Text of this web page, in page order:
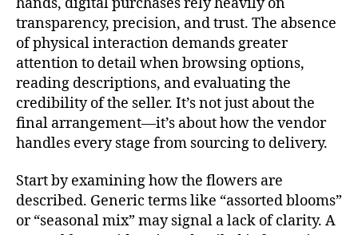
transparency, precision, and trust. The absence
of physical interaction demands greater
attention to detail when browsing options,
reading descriptions, and evaluating the
credibility of the seller. It’s not just about the
final arrangement—it’s about how the vendor
handles every stage from sourcing to delivery.
Start by examining how the flowers are
described. Generic terms like “assorted blooms”
or “seasonal mix” may signal a lack of clarity. A